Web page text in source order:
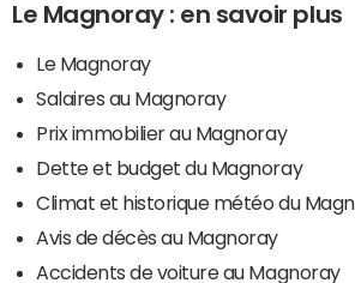
Le Magnoray : en savoir plus
Le Magnoray
Salaires au Magnoray
Prix immobilier au Magnoray
Dette et budget du Magnoray
Climat et historique météo du
Avis de décès au Magnoray
Accidents de voiture au Magnoray